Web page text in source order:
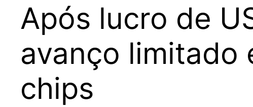
Após lucro de
avanço limitado
chips